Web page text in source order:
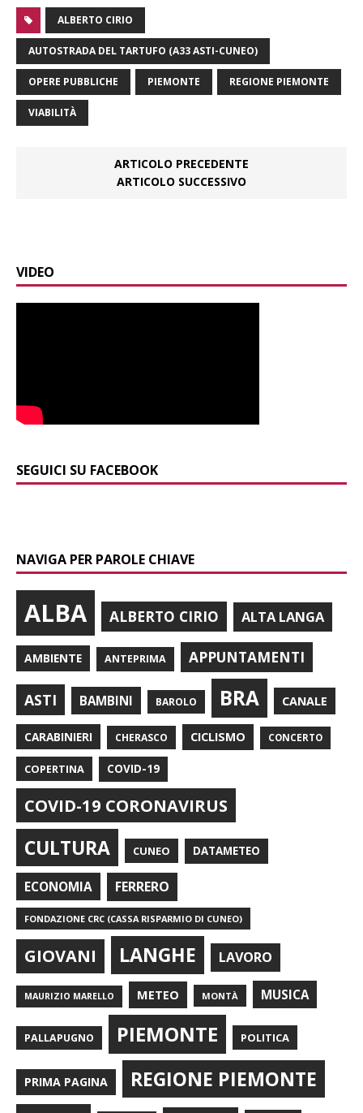
ALBERTO CIRIO
AUTOSTRADA DEL TARTUFO (A33 ASTI-CUNEO)
OPERE PUBBLICHE PIEMONTE REGIONE PIEMONTE
VIABILITÀ
ARTICOLO PRECEDENTE
ARTICOLO SUCCESSIVO
VIDEO
SEGUICI SU FACEBOOK
NAVIGA PER PAROLE CHIAVE
ALBA ALBERTO CIRIO ALTA LANGA
AMBIENTE ANTEPRIMA APPUNTAMENTI
ASTI BAMBINI BAROLO BRA CANALE
CARABINIERI CHERASCO CICLISMO CONCERTO
COPERTINA COVID-19
COVID-19 CORONAVIRUS
CULTURA CUNEO DATAMETEO
ECONOMIA FERRERO
FONDAZIONE CRC (CASSA RISPARMIO DI CUNEO)
GIOVANI LANGHE LAVORO
MAURIZIO MARELLO METEO MONTÀ MUSICA
PALLAPUGNO PIEMONTE POLITICA
PRIMA PAGINA REGIONE PIEMONTE